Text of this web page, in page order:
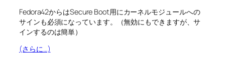
Fedora42からはSecure Boot用にカーネルモジュールへの
サインも必須になっています。（無効にもできますが、サ
インするのは簡単）
(さらに…)